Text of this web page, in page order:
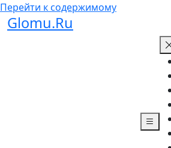
Перейти к содержимому
Glomu.Ru